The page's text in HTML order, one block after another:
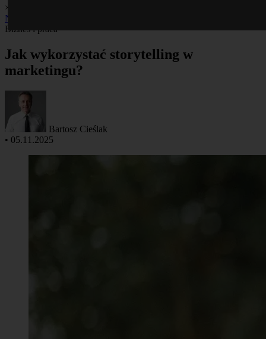
×
Nieruchomości
Biznes i praca
Jak wykorzystać storytelling w
marketingu?
Bartosz Cieślak
• 05.11.2025